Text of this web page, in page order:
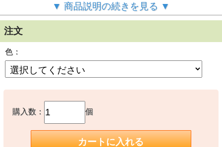
国土交通省型式承認・TYPE…A
適応体重：25～40kg、適応身長:120～140cm
▼ 商品説明の続きを見る ▼
注文
色：
購入数： 個